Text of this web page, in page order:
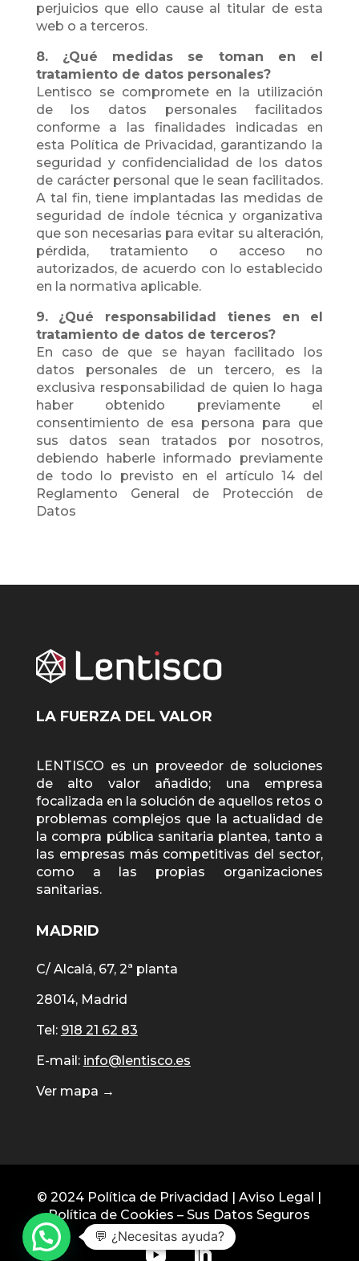
perjuicios que ello cause al titular de esta
web o a terceros.
8. ¿Qué medidas se toman en el
tratamiento de datos personales?
Lentisco se compromete en la utilización
de los datos personales facilitados
conforme a las finalidades indicadas en
esta Política de Privacidad, garantizando la
seguridad y confidencialidad de los datos
de carácter personal que le sean facilitados.
A tal fin, tiene implantadas las medidas de
seguridad de índole técnica y organizativa
que son necesarias para evitar su alteración,
pérdida, tratamiento o acceso no
autorizados, de acuerdo con lo establecido
en la normativa aplicable.
9. ¿Qué responsabilidad tienes en el
tratamiento de datos de terceros?
En caso de que se hayan facilitado los
datos personales de un tercero, es la
exclusiva responsabilidad de quien lo haga
haber obtenido previamente el
consentimiento de esa persona para que
sus datos sean tratados por nosotros,
debiendo haberle informado previamente
de todo lo previsto en el artículo 14 del
Reglamento General de Protección de
Datos
LA FUERZA DEL VALOR
LENTISCO es un proveedor de soluciones
de alto valor añadido; una empresa
focalizada en la solución de aquellos retos o
problemas complejos que la actualidad de
la compra pública sanitaria plantea, tanto a
las empresas más competitivas del sector,
como a las propias organizaciones
sanitarias.
MADRID
C/ Alcalá, 67, 2ª planta
28014, Madrid
Tel: 918 21 62 83
E-mail: info@lentisco.es
Ver mapa →
© 2024 Política de Privacidad |Aviso Legal |
Política de Cookies –Sus Datos Seguros
💬 ¿Necesitas ayuda?